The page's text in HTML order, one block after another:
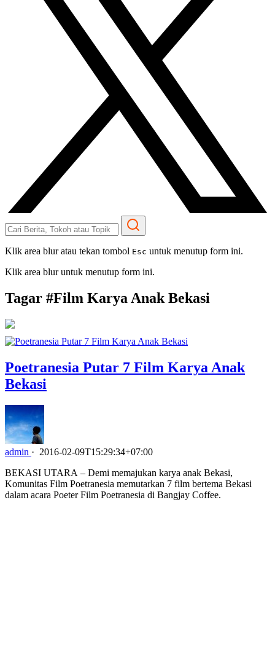
Klik area blur atau tekan tombol Esc untuk menutup form ini.
Klik area blur untuk menutup form ini.
Tagar #Film Karya Anak Bekasi
Poetranesia Putar 7 Film Karya Anak
Bekasi
admin · 2016-02-09T15:29:34+07:00
BEKASI UTARA – Demi memajukan karya anak Bekasi,
Komunitas Film Poetranesia memutarkan 7 film bertema Bekasi
dalam acara Poeter Film Poetranesia di Bangjay Coffee.